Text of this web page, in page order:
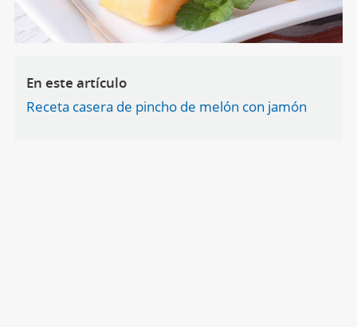
En este artículo
Receta casera de pincho de melón con jamón